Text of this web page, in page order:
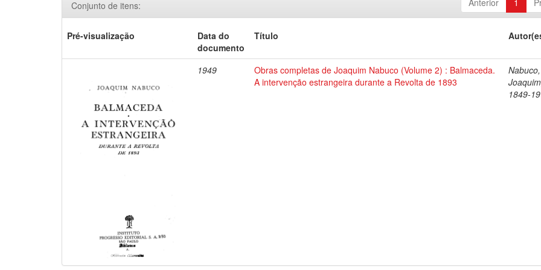
Anterior 1
Conjunto de itens:
Pré-visualização
Data do
documento
Título
1949
Obras completas de Joaquim Nabuco (Volume 2) : Balmaceda.
A intervenção estrangeira durante a Revolta de 1893
Nabuco,
1849-